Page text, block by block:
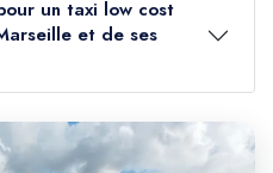
un taxi low cost
et de ses